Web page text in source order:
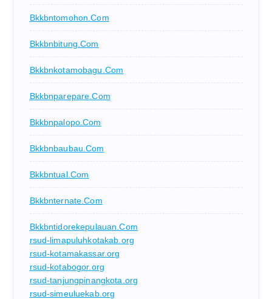
Bkkbntomohon.com
Bkkbnbitung.com
Bkkbnkotamobagu.com
Bkkbnparepare.com
Bkkbnpalopo.com
Bkkbnbaubau.com
Bkkbntual.com
Bkkbnternate.com
Bkkbntidorekepulauan.com
rsud-limapuluhkotakab.org
rsud-kotamakassar.org
rsud-kotabogor.org
rsud-tanjungpinangkota.org
rsud-simeuluekab.org